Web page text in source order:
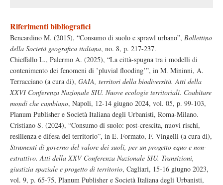
Riferimenti bibliografici
Bencardino M. (2015), “Consumo di suolo e sprawl urbano”, Bollettino
della Società geografica italiana, no. 8, p. 217-237.
Chieffallo L., Palermo A. (2025), “La città-spugna tra i modelli di
contenimento dei fenomeni di ’pluvial flooding’”, in M. Mininni, A.
Terracciano (a cura di), GAIA, territori della biodiversità. Atti della
XXVI Conferenza Nazionale SIU. Nuove ecologie territoriali. Coabitare
mondi che cambiano, Napoli, 12-14 giugno 2024, vol. 05, p. 99-103,
Planum Publisher e Società Italiana degli Urbanisti, Roma-Milano.
Cristiano S. (2024), “Consumo di suolo: post-crescita, nuovi rischi,
resilienza e difesa del territorio”, in E. Formato, F. Vingelli (a cura di),
Strumenti di governo del valore dei suoli, per un progetto equo e non-
estrattivo. Atti della XXV Conferenza Nazionale SIU. Transizioni,
giustizia spaziale e progetto di territorio, Cagliari, 15-16 giugno 2023,
vol. 9, p. 65-75, Planum Publisher e Società Italiana degli Urbanisti,